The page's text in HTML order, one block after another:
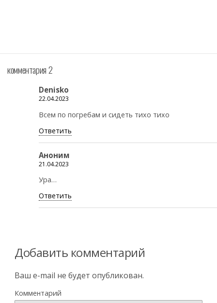
комментария 2
Denisko
22.04.2023
Всем по погребам и сидеть тихо тихо
Ответить
Аноним
21.04.2023
Ура…
Ответить
Добавить комментарий
Ваш e-mail не будет опубликован.
Комментарий